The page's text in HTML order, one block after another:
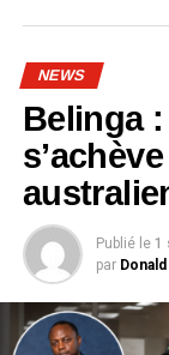
NEWS
Belinga
Publié le 1
par Donald